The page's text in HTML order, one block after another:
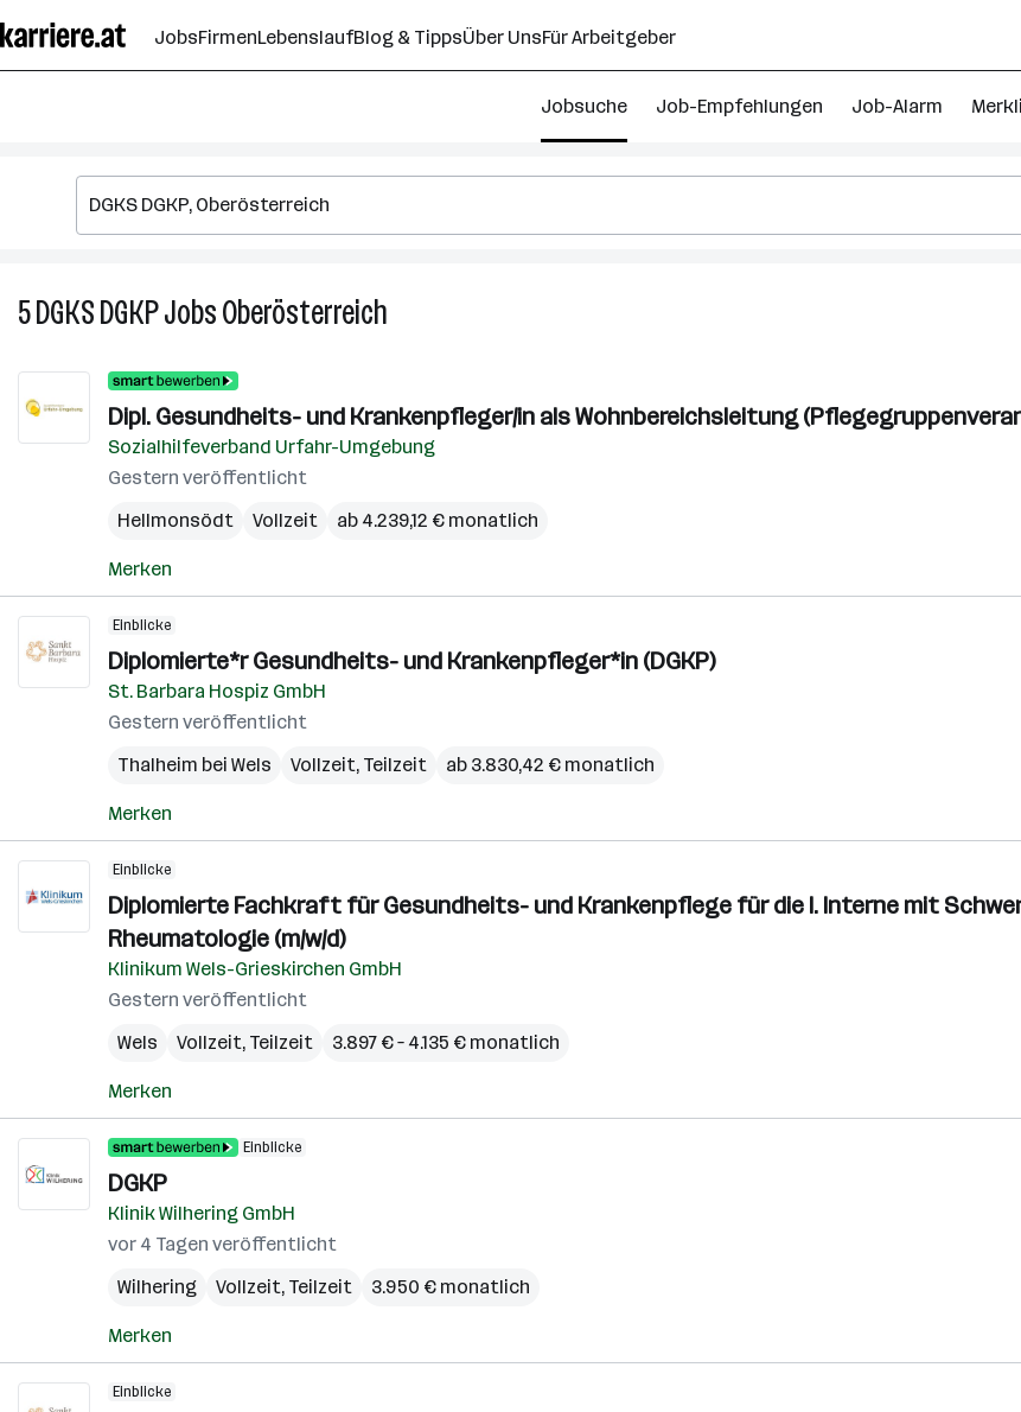
Seiteninhalt
springen
JobsFirmenLebenslaufBlog & TippsÜber UnsFür Arbeitgeber
Jobsuche Job-Empfehlungen Job-Alarm
5DGKS DGKPJobsOberösterreich
in
Oberösterreich
Dipl. Gesundheits- und Krankenpfleger/in als Wohnbereichsleitung
Sozialhilfeverband Urfahr-Umgebung
Gestern veröffentlicht
Hellmonsödt
Vollzeit ab 4.239,12 € monatlich
Merken
Einblicke
Diplomierte*r Gesundheits- und Krankenpfleger*in (DGKP)
St. Barbara Hospiz GmbH
Gestern veröffentlicht
Thalheim bei Wels
Vollzeit, Teilzeit ab 3.830,42 € monatlich
Merken
Einblicke
Diplomierte Fachkraft für Gesundheits- und Krankenpflege für die I. Interne mit
Rheumatologie (m/w/d)
Klinikum Wels-Grieskirchen GmbH
Gestern veröffentlicht
Wels
Vollzeit, Teilzeit 3.897 € – 4.135 € monatlich
Merken
Einblicke
DGKP
Klinik Wilhering GmbH
vor 4 Tagen veröffentlicht
Wilhering
Vollzeit, Teilzeit 3.950 € monatlich
Merken
Einblicke